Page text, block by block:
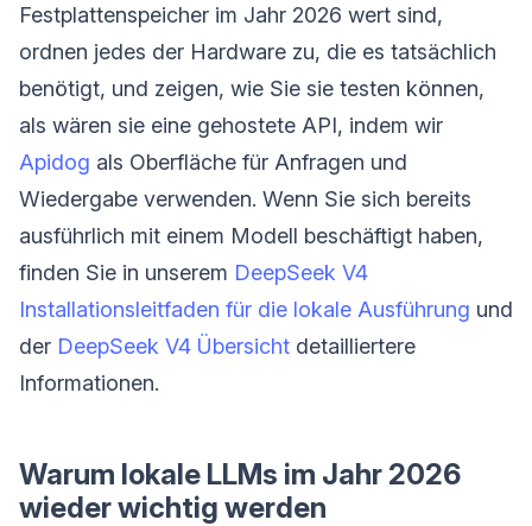
Festplattenspeicher im Jahr 2026 wert sind,
ordnen jedes der Hardware zu, die es tatsächlich
benötigt, und zeigen, wie Sie sie testen können,
als wären sie eine gehostete API, indem wir
Apidog als Oberfläche für Anfragen und
Wiedergabe verwenden. Wenn Sie sich bereits
ausführlich mit einem Modell beschäftigt haben,
finden Sie in unserem DeepSeek V4
Installationsleitfaden für die lokale Ausführung und
der DeepSeek V4 Übersicht detailliertere
Informationen.
Warum lokale LLMs im Jahr 2026
wieder wichtig werden